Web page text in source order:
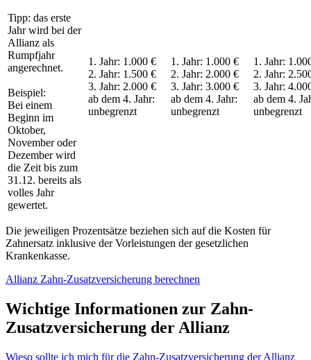
Tipp: das erste
Jahr wird bei der
Allianz als
Rumpfjahr
angerechnet.
Beispiel:
Bei einem
Beginn im
Oktober,
November oder
Dezember wird
die Zeit bis zum
31.12. bereits als
volles Jahr
gewertet.
1. Jahr: 1.000 €
2. Jahr: 1.500 €
3. Jahr: 2.000 €
ab dem 4. Jahr:
unbegrenzt
1. Jahr: 1.000 €
2. Jahr: 2.000 €
3. Jahr: 3.000 €
ab dem 4. Jahr:
unbegrenzt
1. Jahr:
2. Jahr:
3. Jahr:
ab dem 4.
unbegrenzt
Die jeweiligen Prozentsätze beziehen sich auf die Kosten für
Zahnersatz inklusive der Vorleistungen der gesetzlichen
Krankenkasse.
Allianz Zahn-Zusatzversicherung berechnen
Wichtige Informationen zur Zahn-
Zusatzversicherung der Allianz
Wieso sollte ich mich für die Zahn-Zusatzversicherung der Allianz